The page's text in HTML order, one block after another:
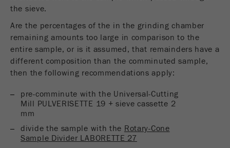
the sieve.
Are the percentages of the in the grinding chamber
remaining amounts too large in comparison to the
entire sample, or is it assumed, that remainders have a
different composition than the comminuted sample,
then the following recommendations apply:
pre-comminute with the Universal-Cutting
Mill PULVERISETTE 19 + sieve cassette 2
mm
divide the sample with the Rotary-Cone
Sample Divider LABORETTE 27